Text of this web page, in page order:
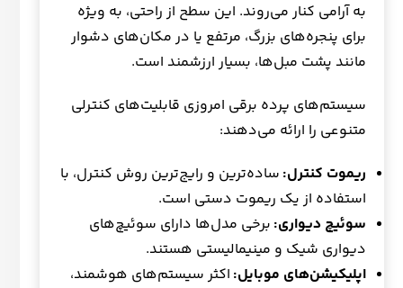
به آرامی کنار می‌روند. این سطح از راحتی، به ویژه
برای پنجره‌های بزرگ، مرتفع یا در مکان‌های دشوار
مانند پشت مبل‌ها، بسیار ارزشمند است.
سیستم‌های پرده برقی امروزی قابلیت‌های کنترلی
متنوعی را ارائه می‌دهند:
ریموت کنترل: ساده‌ترین و رایج‌ترین روش کنترل، با
استفاده از یک ریموت دستی است.
سوئیچ دیواری: برخی مدل‌ها دارای سوئیچ‌های
دیواری شیک و مینیمالیستی هستند.
اپلیکیشن‌های موبایل: اکثر سیستم‌های هوشمند،